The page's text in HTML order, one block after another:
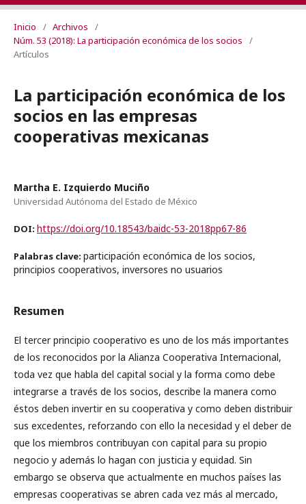
Inicio / Archivos
/
Núm. 53 (2018): La participación económica de los socios
/
Artículos
La participación económica de los
socios en las empresas
cooperativas mexicanas
Martha E. Izquierdo Muciño
Universidad Autónoma del Estado de México
DOI: https://doi.org/10.18543/baidc-53-2018pp67-86
Palabras clave: participación económica de los socios,
principios cooperativos, inversores no usuarios
Resumen
El tercer principio cooperativo es uno de los más importantes
de los reconocidos por la Alianza Cooperativa Internacional,
toda vez que habla del capital social y la forma como debe
integrarse a través de los socios, describe la manera como
éstos deben invertir en su cooperativa y como deben distribuir
sus excedentes, reforzando con ello la necesidad y el deber de
que los miembros contribuyan con capital para su propio
negocio y además lo hagan con justicia y equidad. Sin
embargo se observa que actualmente en muchos países las
empresas cooperativas se abren cada vez más al mercado,